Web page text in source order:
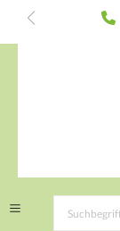
springen